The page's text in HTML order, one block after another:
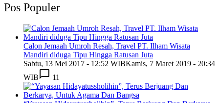
Pos Populer
Calon Jemaah Umroh Resah, Travel PT. Ilham Wisata
Mandiri diduga Tipu Hingga Ratusan Juta
Sabtu, 13 Mei 2017 - 12:52 WIBKamis, 7 Maret 2019 - 20:34
WIB
11